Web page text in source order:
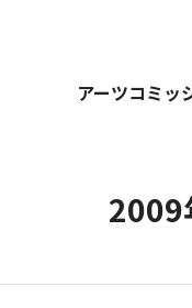
アーツコミッ
2009